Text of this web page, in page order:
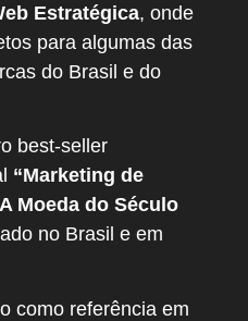
Estratégica, onde
para algumas das
do Brasil e do
best-seller
“Marketing de
Moeda do Século
no Brasil e em
como referência em